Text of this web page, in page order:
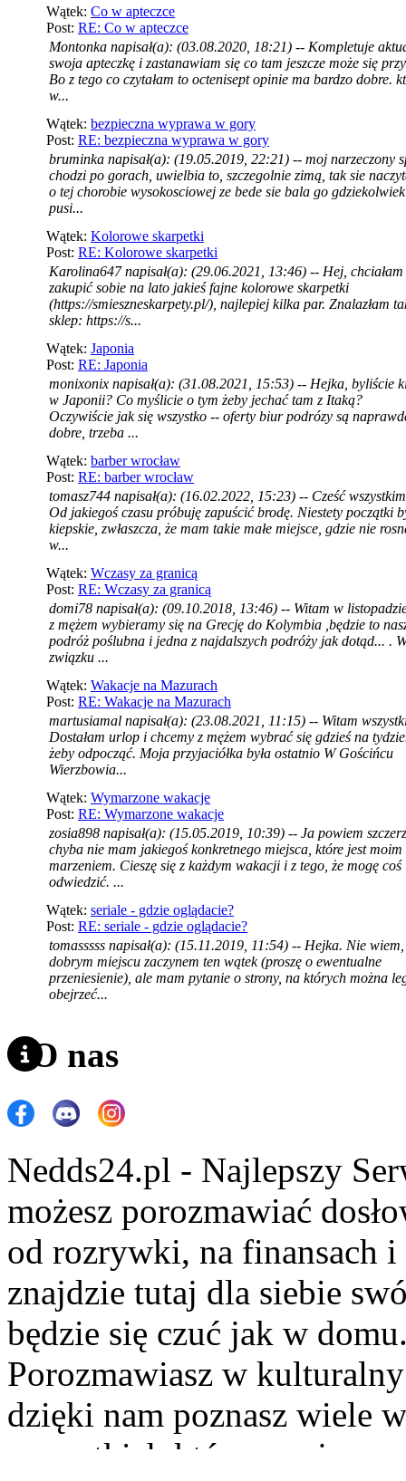
Wątek: Co w apteczce
Post: RE: Co w apteczce
Montonka napisał(a): (03.08.2020, 18:21) -- Kompletuje
swoja apteczkę i zastanawiam się co tam jeszcze może się
Bo z tego co czytałam to octenisept opinie ma bardzo dobre.
w...
Wątek: bezpieczna wyprawa w gory
Post: RE: bezpieczna wyprawa w gory
bruminka napisał(a): (19.05.2019, 22:21) -- moj narzeczony
chodzi po gorach, uwielbia to, szczegolnie zimą, tak sie
o tej chorobie wysokosciowej ze bede sie bala go gdziekolwiek
pusi...
Wątek: Kolorowe skarpetki
Post: RE: Kolorowe skarpetki
Karolina647 napisał(a): (29.06.2021, 13:46) -- Hej, chciałam
zakupić sobie na lato jakieś fajne kolorowe skarpetki
(https://smieszneskarpety.pl/), najlepiej kilka par. Znalazłam
sklep: https://s...
Wątek: Japonia
Post: RE: Japonia
monixonix napisał(a): (31.08.2021, 15:53) -- Hejka, byliście
w Japonii? Co myślicie o tym żeby jechać tam z Itaką?
Oczywiście jak się wszystko -- oferty biur podrózy są
dobre, trzeba ...
Wątek: barber wrocław
Post: RE: barber wrocław
tomasz744 napisał(a): (16.02.2022, 15:23) -- Cześć
Od jakiegoś czasu próbuję zapuścić brodę. Niestety początki
kiepskie, zwłaszcza, że mam takie małe miejsce, gdzie nie
w...
Wątek: Wczasy za granicą
Post: RE: Wczasy za granicą
domi78 napisał(a): (09.10.2018, 13:46) -- Witam w
z mężem wybieramy się na Grecję do Kolymbia ,będzie to
podróż poślubna i jedna z najdalszych podróży jak dotąd... .
związku ...
Wątek: Wakacje na Mazurach
Post: RE: Wakacje na Mazurach
martusiamal napisał(a): (23.08.2021, 11:15) -- Witam
Dostałam urlop i chcemy z mężem wybrać się gdzieś na
żeby odpocząć. Moja przyjaciółka była ostatnio W Gościńcu
Wierzbowia...
Wątek: Wymarzone wakacje
Post: RE: Wymarzone wakacje
zosia898 napisał(a): (15.05.2019, 10:39) -- Ja powiem
chyba nie mam jakiegoś konkretnego miejsca, które jest moim
marzeniem. Cieszę się z każdym wakacji i z tego, że mogę coś
odwiedzić. ...
Wątek: seriale - gdzie oglądacie?
Post: RE: seriale - gdzie oglądacie?
tomasssss napisał(a): (15.11.2019, 11:54) -- Hejka. Nie
dobrym miejscu zaczynem ten wątek (proszę o ewentualne
przeniesienie), ale mam pytanie o strony, na których można
obejrzeć...
O nas
Nedds24.pl - Najlepszy
możesz porozmawiać
od rozrywki, na finansach
znajdzie tutaj dla siebie
będzie się czuć jak w
Porozmawiasz w
dzięki nam poznasz wiele
wszystkich którzy mają